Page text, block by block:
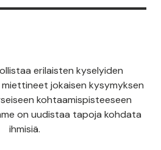
erilaisten kyselyiden
miettineet jokaisen kysymyksen
kohtaamispisteeseen
on uudistaa tapoja kohdata
ihmisiä.